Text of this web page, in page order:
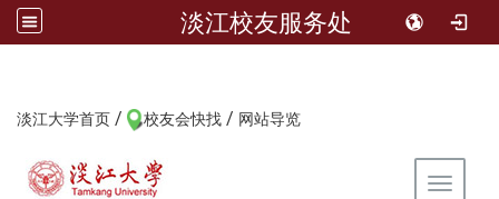
淡江校友服务处
淡江大学首页 / 校友会快找 / 网站导览
Toggle